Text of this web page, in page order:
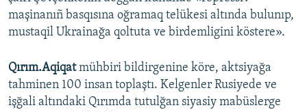
maşinanıñ basqısına oğramaq telükesi altında bulunıp,
mustaqil Ukrainağa qoltuta ve birdemligini köstere».
Qırım.Aqiqatmühbiri bildirgenine köre, aktsiyağa
tahminen 100 insan toplaştı. Kelgenler Rusiyede ve
işğali altındaki Qırımda tutulğan siyasiy mabüslerge